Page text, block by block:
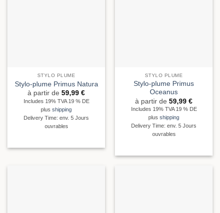
STYLO PLUME
Stylo-plume Primus Natura
à partir de 59,99 €
Includes 19% TVA 19 % DE
plus shipping
Delivery Time: env. 5 Jours
ouvrables
STYLO PLUME
Stylo-plume Primus
Oceanus
à partir de 59,99 €
Includes 19% TVA 19 % DE
plus shipping
Delivery Time: env. 5 Jours
ouvrables